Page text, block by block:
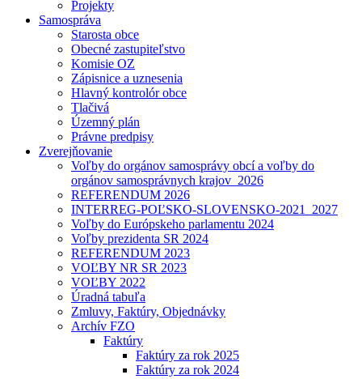
Projekty
Samospráva
Starosta obce
Obecné zastupiteľstvo
Komisie OZ
Zápisnice a uznesenia
Hlavný kontrolór obce
Tlačivá
Územný plán
Právne predpisy
Zverejňovanie
Voľby do orgánov samosprávy obcí a voľby do
orgánov samosprávnych krajov_2026
REFERENDUM 2026
INTERREG-POĽSKO-SLOVENSKO-2021_2027
Voľby do Európskeho parlamentu 2024
Voľby prezidenta SR 2024
REFERENDUM 2023
VOĽBY NR SR 2023
VOĽBY 2022
Úradná tabuľa
Zmluvy, Faktúry, Objednávky
Archív FZO
Faktúry
Faktúry za rok 2025
Faktúry za rok 2024